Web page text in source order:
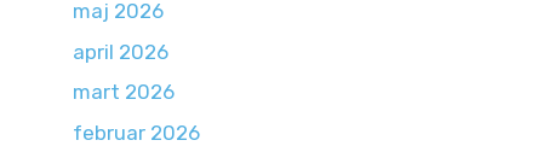
maj 2026
april 2026
mart 2026
februar 2026